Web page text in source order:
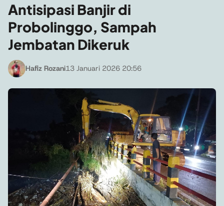
Antisipasi Banjir di
Probolinggo, Sampah
Jembatan Dikeruk
Hafiz Rozani13 Januari 2026 20:56